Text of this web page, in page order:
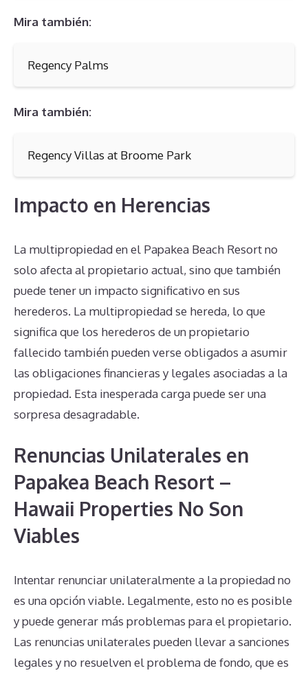
Mira también:
Regency Palms
Mira también:
Regency Villas at Broome Park
Impacto en Herencias
La multipropiedad en el Papakea Beach Resort no
solo afecta al propietario actual, sino que también
puede tener un impacto significativo en sus
herederos. La multipropiedad se hereda, lo que
significa que los herederos de un propietario
fallecido también pueden verse obligados a asumir
las obligaciones financieras y legales asociadas a la
propiedad. Esta inesperada carga puede ser una
sorpresa desagradable.
Renuncias Unilaterales en
Papakea Beach Resort –
Hawaii Properties No Son
Viables
Intentar renunciar unilateralmente a la propiedad no
es una opción viable. Legalmente, esto no es posible
y puede generar más problemas para el propietario.
Las renuncias unilaterales pueden llevar a sanciones
legales y no resuelven el problema de fondo, que es